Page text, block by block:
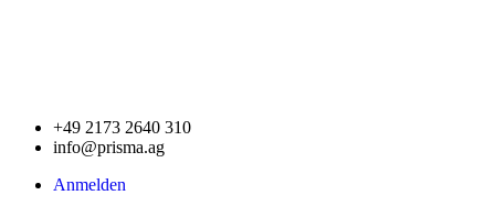
+49 2173 2640 310
info@prisma.ag
Anmelden